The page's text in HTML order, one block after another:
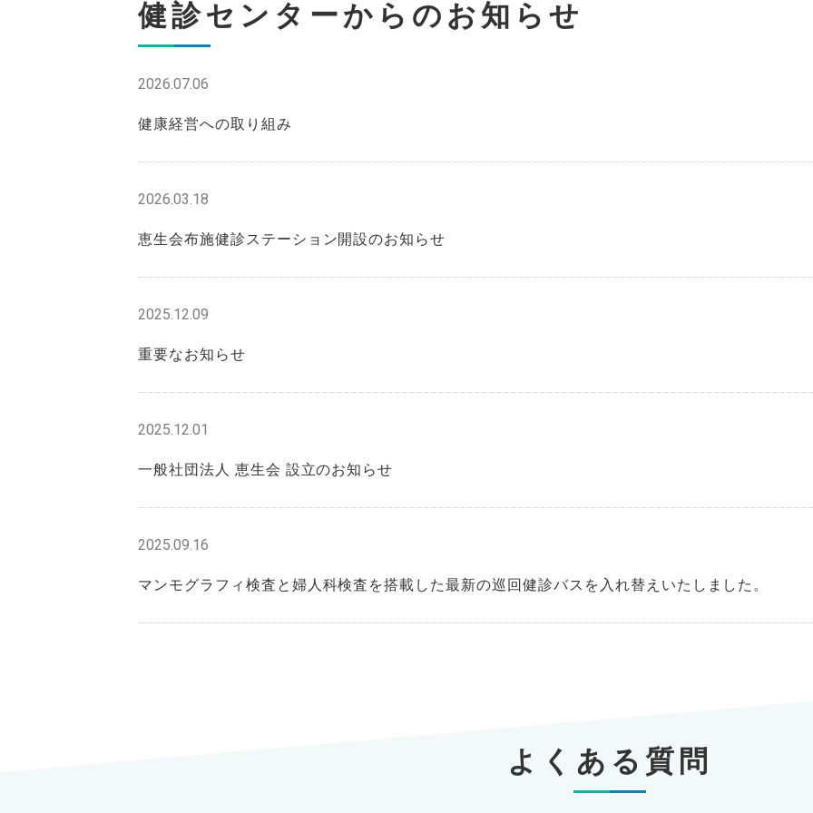
健診センターからのお知らせ
2026.07.06
健康経営への取り組み
2026.03.18
恵生会布施健診ステーション開設のお知らせ
2025.12.09
重要なお知らせ
2025.12.01
一般社団法人 恵生会 設立のお知らせ
2025.09.16
マンモグラフィ検査と婦人科検査を搭載した最新の巡回健診バスを入れ替えいたしました。
よくある質問